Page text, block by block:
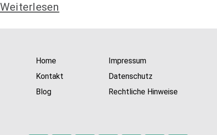
Weiterlesen
Home
Kontakt
Blog
Impressum
Datenschutz
Rechtliche Hinweise